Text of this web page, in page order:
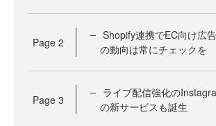
Page 2
Shopify連携でEC向け広
の動向は常にチェックを
Page 3
ライブ配信強化の
の新サービスも誕生